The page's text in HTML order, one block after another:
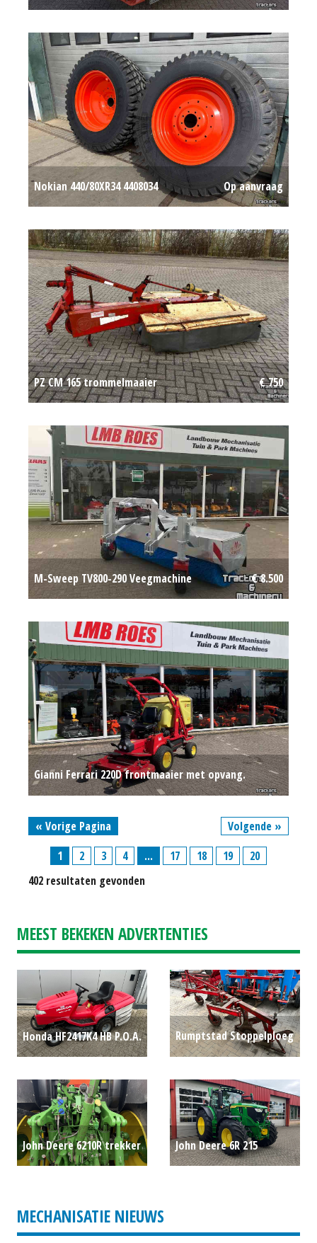
Nokian 440/80XR34 4408034 Op aanvraag
PZ CM 165 trommelmaaier € 750
M-Sweep TV800-290 Veegmachine € 8.500
Gianni Ferrari 220D frontmaaier met opvang.
« Vorige Pagina
Volgende »
1
2 3 4 ... 17 18 19
20
402 resultaten gevonden
MEEST BEKEKEN ADVERTENTIES
Honda HF2417K4 HBP.O.A.
Rumptstad Stoppelploeg
John Deere 6210R trekker
John Deere 6R 215
MECHANISATIE NIEUWS